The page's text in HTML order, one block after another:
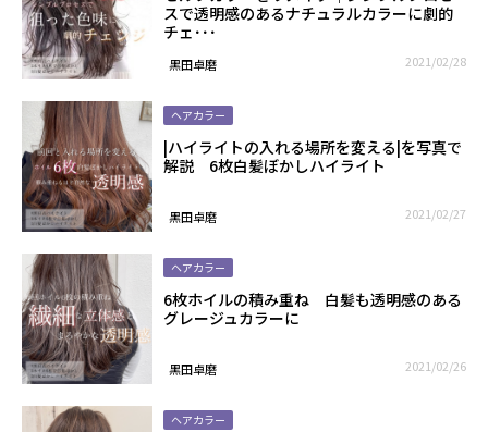
スで透明感のあるナチュラルカラーに劇的
チェ･･･
黒田卓磨 2021/02/28
ヘアカラー
|ハイライトの入れる場所を変える|を写真で
解説 6枚白髪ぼかしハイライト
黒田卓磨 2021/02/27
ヘアカラー
6枚ホイルの積み重ね 白髪も透明感のある
グレージュカラーに
黒田卓磨 2021/02/26
ヘアカラー